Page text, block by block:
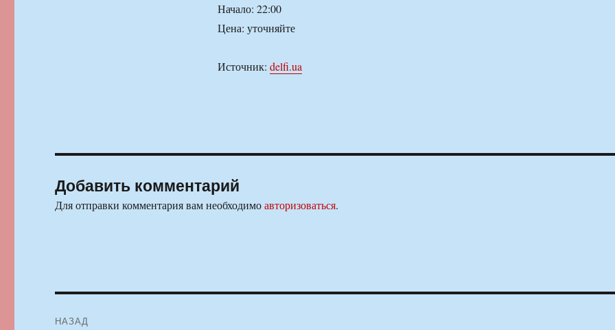
Начало: 22:00
Цена: уточняйте
Источник: delfi.ua
Добавить комментарий
Для отправки комментария вам необходимоавторизоваться.
НАЗАД